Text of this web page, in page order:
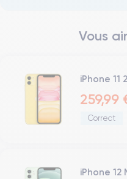
Vous
iPhone 11
259,99
Correct
iPhone 12